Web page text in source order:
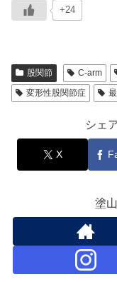
+24
股関節 C-arm
変形性股関節症
シェ
X
塗